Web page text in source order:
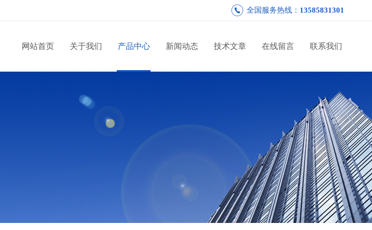
全国服务热线： 13585831301
网站首页 关于我们 产品中心 新闻动态 技术文章 在线留言 联系我们